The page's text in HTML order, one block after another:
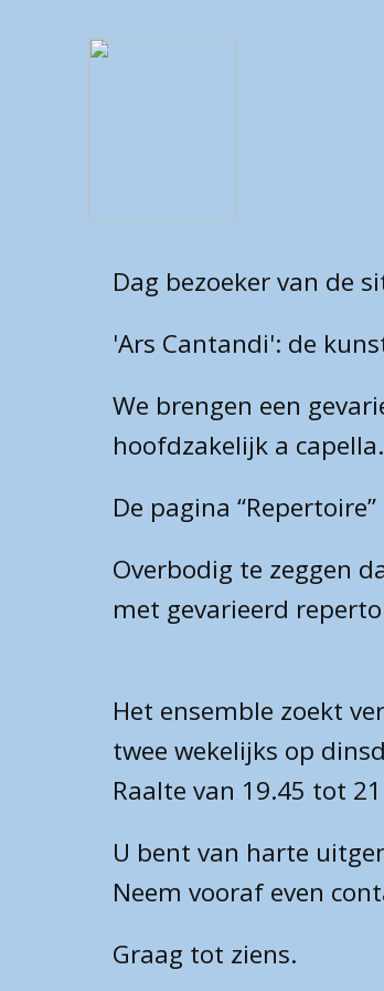
Dag bezoeker van de
'Ars Cantandi': de
We brengen een
hoofdzakelijk a capella.
De pagina
Overbodig te zeggen
met gevarieerd
Het ensemble zoekt
twee wekelijks op
Raalte van 19.45 tot
U bent van harte
Neem vooraf even
Graag tot ziens.